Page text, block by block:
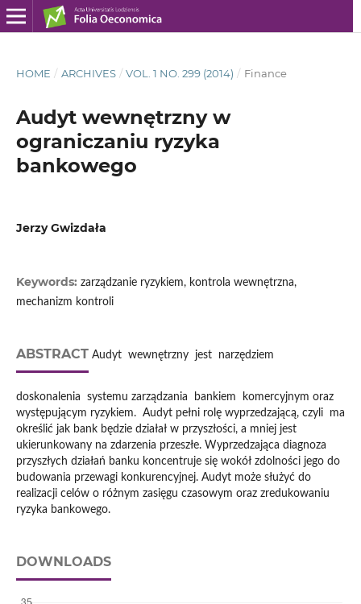
HOME / ARCHIVES / VOL. 1 NO. 299 (2014) / Finance
Audyt wewnętrzny w
ograniczaniu ryzyka
bankowego
Jerzy Gwizdała
Keywords: zarządzanie ryzykiem, kontrola wewnętrzna,
mechanizm kontroli
ABSTRACT Audyt wewnętrzny jest narzędziem
doskonalenia systemu zarządzania bankiem komercyjnym oraz
występującym ryzykiem. Audyt pełni rolę wyprzedzającą, czyli ma
określić jak bank będzie działał w przyszłości, a mniej jest
ukierunkowany na zdarzenia przeszłe. Wyprzedzająca diagnoza
przyszłych działań banku koncentruje się wokół zdolności jego do
budowania przewagi konkurencyjnej. Audyt może służyć do
realizacji celów o różnym zasięgu czasowym oraz zredukowaniu
ryzyka bankowego.
DOWNLOADS